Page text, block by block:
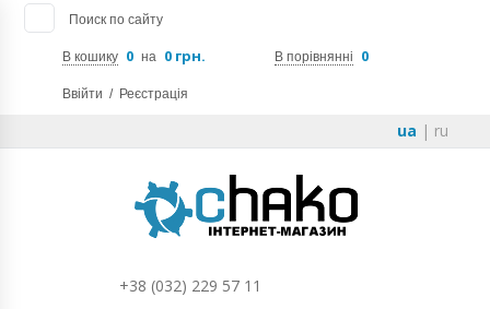
Поиск по сайту
В кошику 0 на 0 грн. В порівнянні 0
Ввійти / Реєстрація
ua | ru
+38 (032) 229 57 11